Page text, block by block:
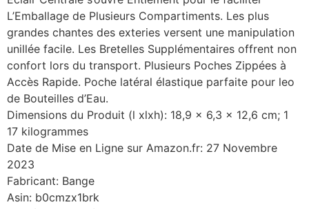
L’Emballage de Plusieurs Compartiments. Les plus
grandes chantes des exteries versent une manipulation
unillée facile. Les Bretelles Supplémentaires offrent non
confort lors du transport. Plusieurs Poches Zippées à
Accès Rapide. Poche latéral élastique parfaite pour leo
de Bouteilles d’Eau.
Dimensions du Produit (l xlxh): 18,9 x 6,3 x 12,6 cm; 1
17 kilogrammes
Date de Mise en Ligne sur Amazon.fr: 27 Novembre
2023
Fabricant: Bange
Asin: b0cmzx1brk